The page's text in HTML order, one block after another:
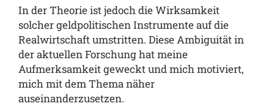
In der Theorie ist jedoch die Wirksamkeit
solcher geldpolitischen Instrumente auf die
Realwirtschaft umstritten. Diese Ambiguität in
der aktuellen Forschung hat meine
Aufmerksamkeit geweckt und mich motiviert,
mich mit dem Thema näher
auseinanderzusetzen.